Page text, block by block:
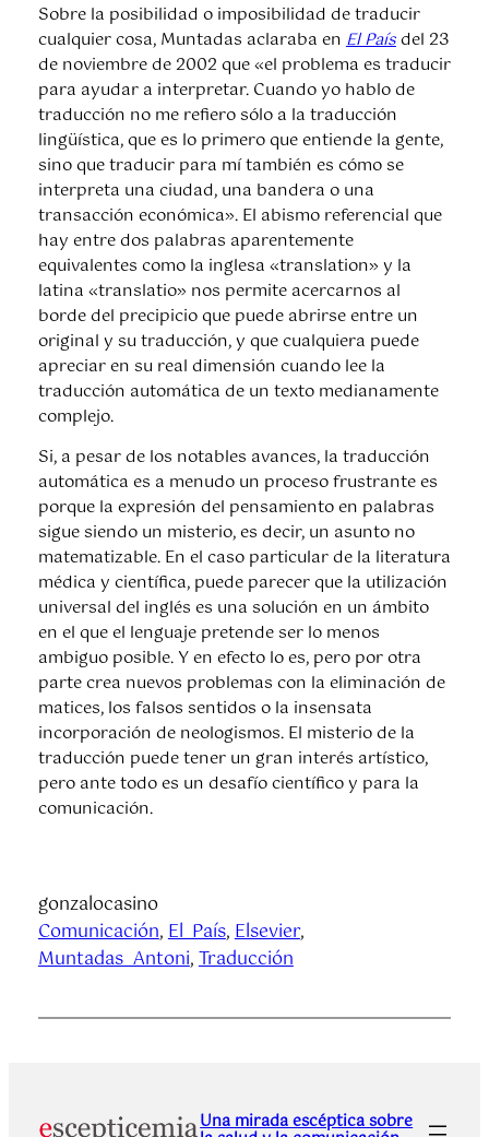
Sobre la posibilidad o imposibilidad de traducir
cualquier cosa, Muntadas aclaraba enEl Paísdel 23
de noviembre de 2002 que «el problema es traducir
para ayudar a interpretar. Cuando yo hablo de
traducción no me refiero sólo a la traducción
lingüística, que es lo primero que entiende la gente,
sino que traducir para mí también es cómo se
interpreta una ciudad, una bandera o una
transacción económica». El abismo referencial que
hay entre dos palabras aparentemente
equivalentes como la inglesa «translation» y la
latina «translatio» nos permite acercarnos al
borde del precipicio que puede abrirse entre un
original y su traducción, y que cualquiera puede
apreciar en su real dimensión cuando lee la
traducción automática de un texto medianamente
complejo.
Si, a pesar de los notables avances, la traducción
automática es a menudo un proceso frustrante es
porque la expresión del pensamiento en palabras
sigue siendo un misterio, es decir, un asunto no
matematizable. En el caso particular de la literatura
médica y científica, puede parecer que la utilización
universal del inglés es una solución en un ámbito
en el que el lenguaje pretende ser lo menos
ambiguo posible. Y en efecto lo es, pero por otra
parte crea nuevos problemas con la eliminación de
matices, los falsos sentidos o la insensata
incorporación de neologismos. El misterio de la
traducción puede tener un gran interés artístico,
pero ante todo es un desafío científico y para la
comunicación.
gonzalocasino
Comunicación, El_País, Elsevier
Muntadas_Antoni, Traducción
Una mirada escéptica sobre